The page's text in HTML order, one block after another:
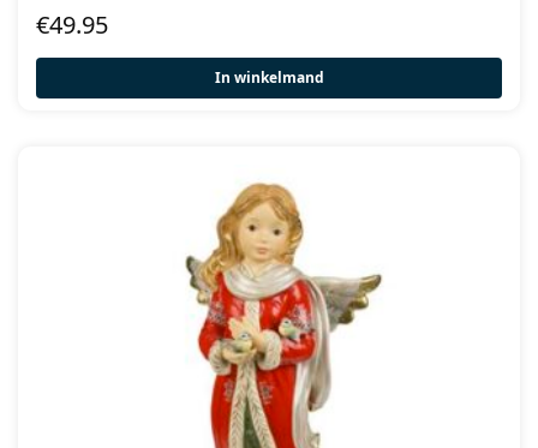
€49.95
In winkelmand